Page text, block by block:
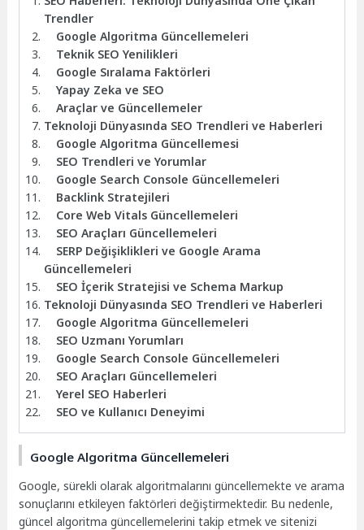
Trendler
Google Algoritma Güncellemeleri
Teknik SEO Yenilikleri
Google Sıralama Faktörleri
Yapay Zeka ve SEO
Araçlar ve Güncellemeler
Teknoloji Dünyasında SEO Trendleri ve Haberleri
Google Algoritma Güncellemesi
SEO Trendleri ve Yorumlar
Google Search Console Güncellemeleri
Backlink Stratejileri
Core Web Vitals Güncellemeleri
SEO Araçları Güncellemeleri
SERP Değişiklikleri ve Google Arama
Güncellemeleri
SEO İçerik Stratejisi ve Schema Markup
Teknoloji Dünyasında SEO Trendleri ve Haberleri
Google Algoritma Güncellemeleri
SEO Uzmanı Yorumları
Google Search Console Güncellemeleri
SEO Araçları Güncellemeleri
Yerel SEO Haberleri
SEO ve Kullanıcı Deneyimi
Google Algoritma Güncellemeleri
Google, sürekli olarak algoritmalarını güncellemekte ve arama
sonuçlarını etkileyen faktörleri değiştirmektedir. Bu nedenle,
güncel algoritma güncellemelerini takip etmek ve sitenizi